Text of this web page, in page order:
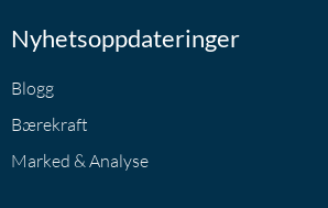
Nyhetsoppdateringer
Blogg
Bærekraft
Marked & Analyse